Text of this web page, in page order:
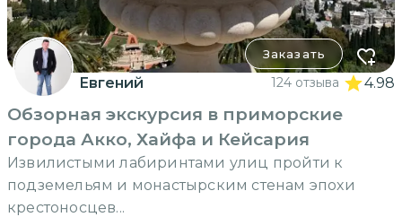
Заказать
Евгений 124 отзыва 4.98
Обзорная экскурсия в приморские
города Акко, Хайфа и Кейсария
Извилистыми лабиринтами улиц пройти к
подземельям и монастырским стенам эпохи
крестоносцев...